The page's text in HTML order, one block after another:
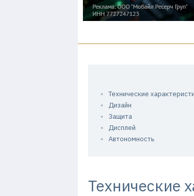
Технические
Дизайн
Защита
Дисплей
Автономность
Технические